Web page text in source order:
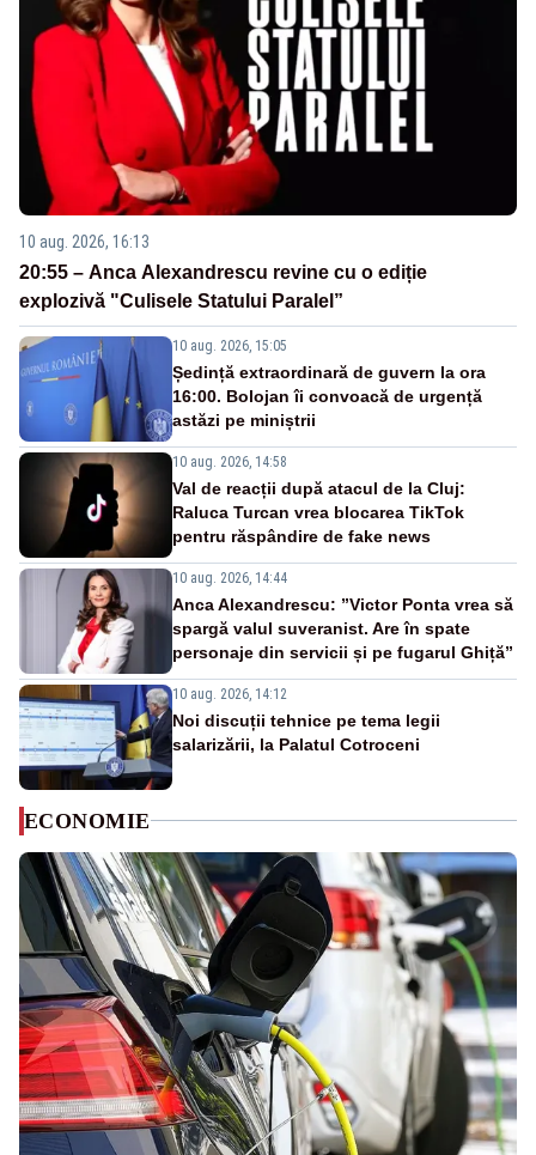
10 aug. 2026, 16:13
20:55 – Anca Alexandrescu revine cu o ediție
explozivă "Culisele Statului Paralel”
10 aug. 2026, 15:05
Ședință extraordinară de guvern la ora
16:00. Bolojan îi convoacă de urgență
astăzi pe miniștrii
10 aug. 2026, 14:58
Val de reacții după atacul de la Cluj:
Raluca Turcan vrea blocarea TikTok
pentru răspândire de fake news
10 aug. 2026, 14:44
Anca Alexandrescu: ”Victor Ponta vrea să
spargă valul suveranist. Are în spate
personaje din servicii și pe fugarul Ghiță”
10 aug. 2026, 14:12
Noi discuții tehnice pe tema legii
salarizării, la Palatul Cotroceni
ECONOMIE